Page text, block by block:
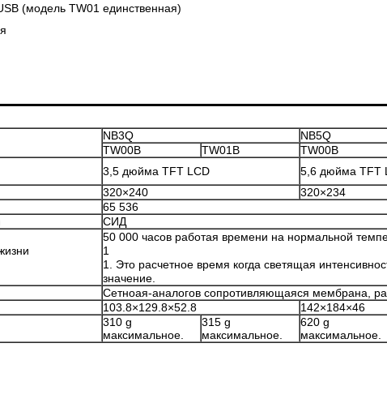
(модель TW01 единственная)
NB3Q NB5Q
TW00B
TW01B TW00B
3,5 дюйма TFT LCD 5,6 дюйма TFT
320×240 320×234
65 536
СИД
50 000 часов работая времени на нормальной
1
1. Это расчетное время когда светящая
значение.
Сетноая-аналогов сопротивляющаяся мембрана,
103.8×129.8×52.8 142×184×46
310 g
максимальное.
315 g
максимальное.
620 g
максимальное.